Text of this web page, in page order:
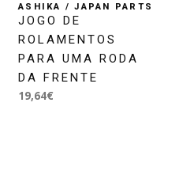
ASHIKA / JAPAN PARTS
JOGO DE
ROLAMENTOS
PARA UMA RODA
DA FRENTE
19,64€